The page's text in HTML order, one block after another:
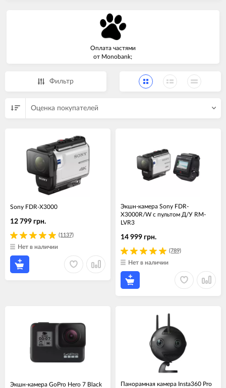
Оплата частями
от Monobank;
Фильтр
Оценка покупателей
Sony FDR-X3000
(1137)
12 799 грн.
Нет в наличии
Экшн-камера Sony FDR-
X3000R/W с пультом Д/У RM-
LVR3
(789)
14 999 грн.
Нет в наличии
Экшн-камера GoPro Hero 7 Black
Панорамная камера Insta360 Pro